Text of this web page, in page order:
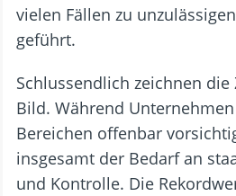
vielen Fällen zu
geführt.
Schlussendlich zeichnen die
Bild. Während
Bereichen offenbar
insgesamt der Bedarf an
und Kontrolle. Die